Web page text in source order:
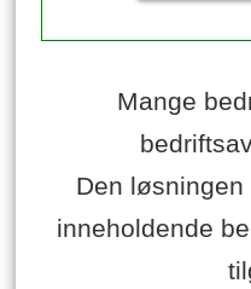
Mange
Den
inneholdende